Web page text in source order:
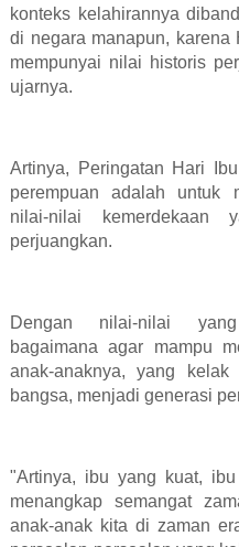
konteks kelahirannya
di negara manapun,
mempunyai nilai historis
ujarnya.
Artinya, Peringatan Hari
perempuan adalah untuk
nilai-nilai
perjuangkan.
Dengan nilai-nilai
bagaimana agar mampu
anak-anaknya, yang
bangsa, menjadi generasi
"Artinya, ibu yang kuat,
menangkap semangat
anak-anak kita di zaman